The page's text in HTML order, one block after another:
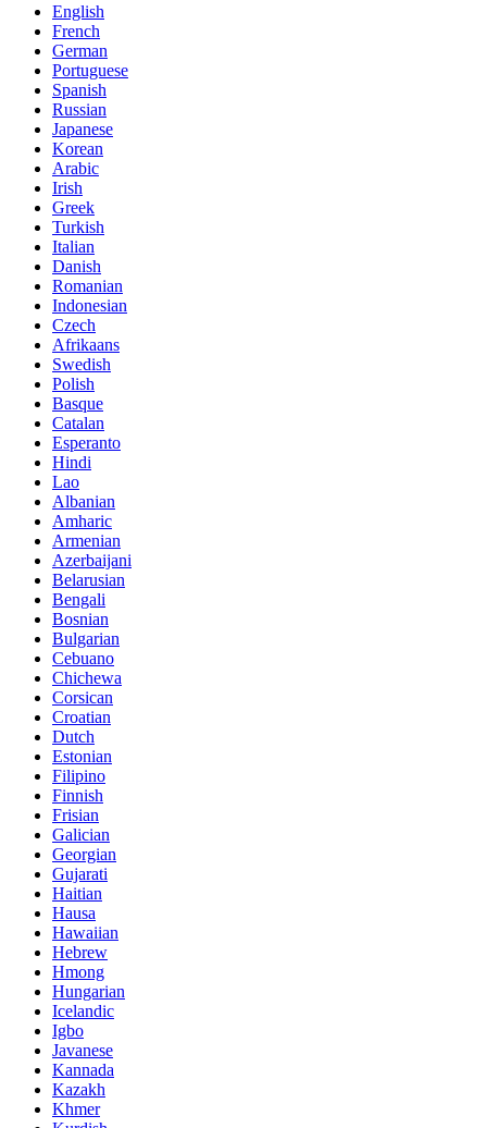
English
French
German
Portuguese
Spanish
Russian
Japanese
Korean
Arabic
Irish
Greek
Turkish
Italian
Danish
Romanian
Indonesian
Czech
Afrikaans
Swedish
Polish
Basque
Catalan
Esperanto
Hindi
Lao
Albanian
Amharic
Armenian
Azerbaijani
Belarusian
Bengali
Bosnian
Bulgarian
Cebuano
Chichewa
Corsican
Croatian
Dutch
Estonian
Filipino
Finnish
Frisian
Galician
Georgian
Gujarati
Haitian
Hausa
Hawaiian
Hebrew
Hmong
Hungarian
Icelandic
Igbo
Javanese
Kannada
Kazakh
Khmer